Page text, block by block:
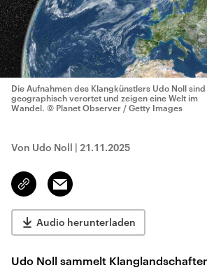
Die Aufnahmen des Klangkünstlers Udo Noll sind
geographisch verortet und zeigen eine Welt im
Wandel. © Planet Observer / Getty Images
Von Udo Noll | 21.11.2025
Link
kopieren/teilen
Email
Audio herunterladen
Udo Noll sammelt